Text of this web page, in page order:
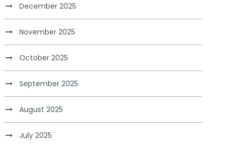
December 2025
November 2025
October 2025
September 2025
August 2025
July 2025